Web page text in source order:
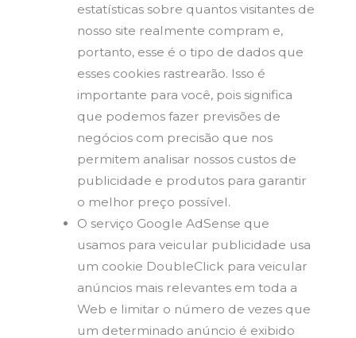
estatísticas sobre quantos visitantes de
nosso site realmente compram e,
portanto, esse é o tipo de dados que
esses cookies rastrearão. Isso é
importante para você, pois significa
que podemos fazer previsões de
negócios com precisão que nos
permitem analisar nossos custos de
publicidade e produtos para garantir
o melhor preço possível.
O serviço Google AdSense que
usamos para veicular publicidade usa
um cookie DoubleClick para veicular
anúncios mais relevantes em toda a
Web e limitar o número de vezes que
um determinado anúncio é exibido